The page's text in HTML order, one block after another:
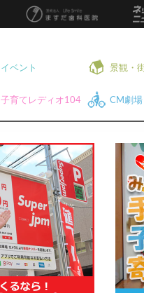
イベント 景観・
子育てレディオ104 CM劇場